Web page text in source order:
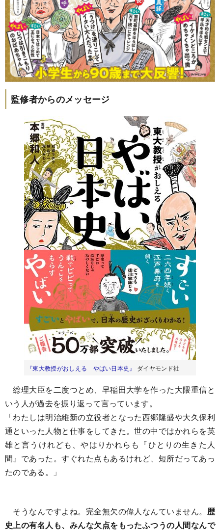
監修者からのメッセージ
『東大教授がおしえる やばい日本史』 ダイヤモンド社
総理大臣を二度つとめ、早稲田大学を作った大隈重信と
いう人が過去を振り返って言っています。
「わたしは明治維新の立役者となった西郷隆盛や大久保利
通といった人物と仕事をしてきた。世の中ではかれらを英
雄と言うけれども、やはりかれらも『ひとりの生きた人
間』であった。すぐれた点もあるけれど、短所だってあっ
たのである。」
そうなんですよね。完全無欠の偉人なんていません。 歴
史上の有名人も、みんな欠点をもったふつうの人間なんで